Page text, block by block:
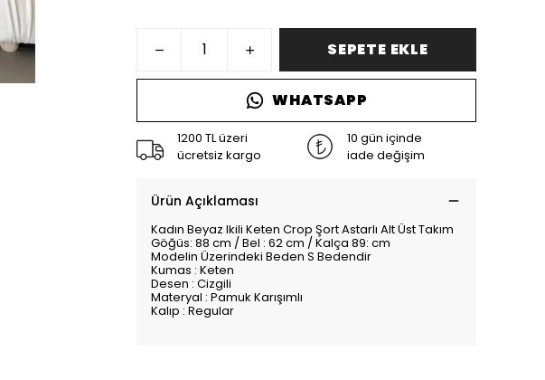
SEPETE EKLE
WHATSAPP
1200 TL üzeri
ücretsiz kargo
10 gün içinde
iade değişim
Ürün Açıklaması
Kadın Beyaz Ikili Keten Crop Şort Astarlı Alt Üst Takım
Göğüs: 88 cm / Bel : 62 cm / Kalça 89: cm
Modelin Üzerindeki Beden S Bedendir
Kumas : Keten
Desen : Cizgili
Materyal : Pamuk Karışımlı
Kalıp : Regular